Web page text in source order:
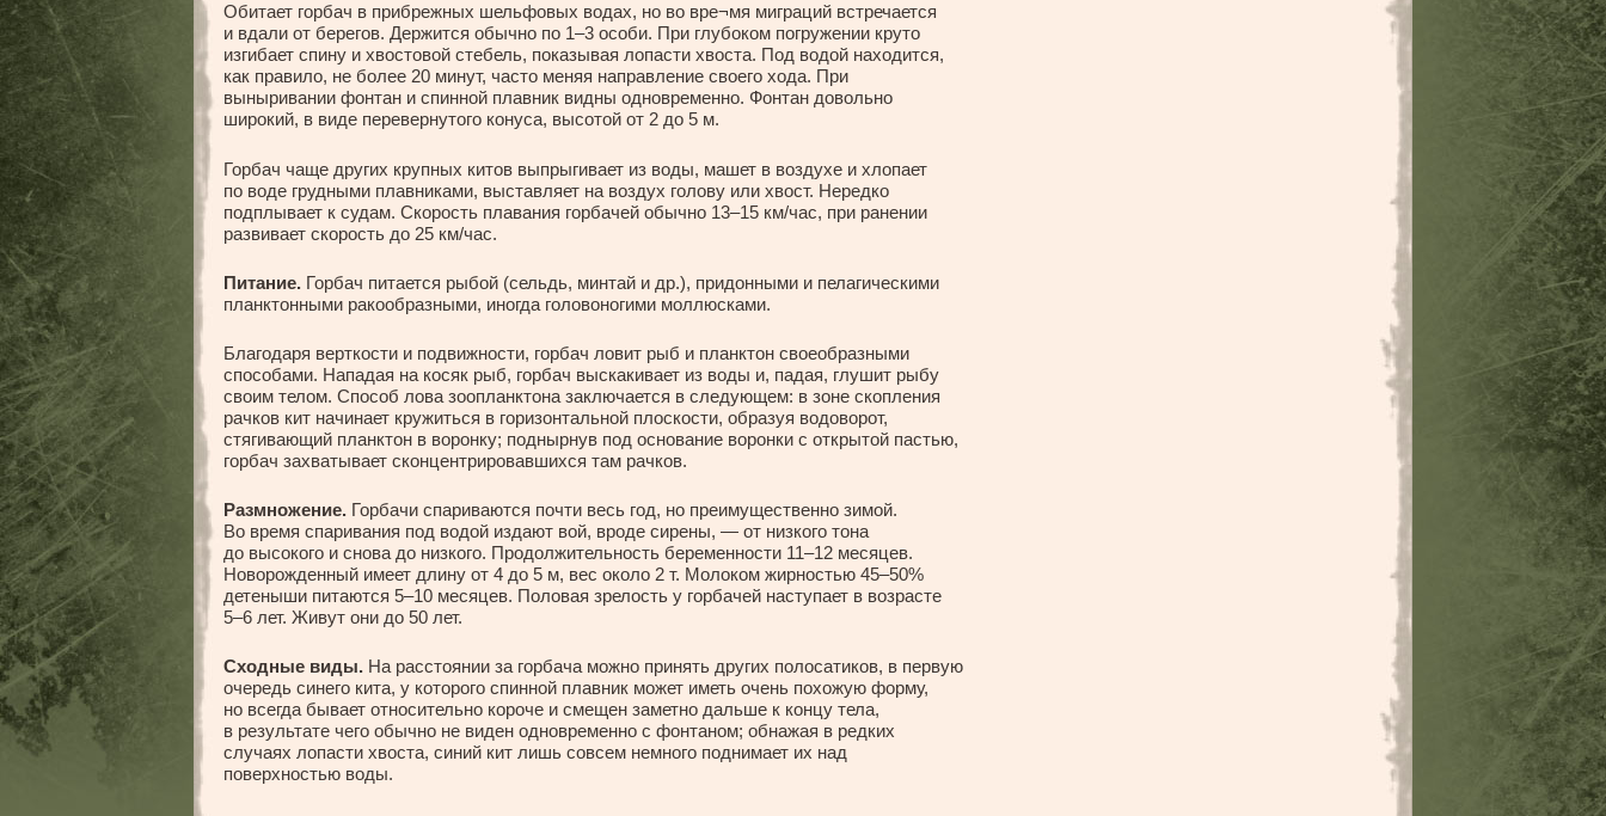
Обитает горбач в прибрежных шельфовых водах, но во вре¬мя миграций встречается
и вдали от берегов. Держится обычно по 1–3 особи. При глубоком погружении круто
изгибает спину и хвостовой стебель, показывая лопасти хвоста. Под водой находится,
как правило, не более 20 минут, часто меняя направление своего хода. При
выныривании фонтан и спинной плавник видны одновременно. Фонтан довольно
широкий, в виде перевернутого конуса, высотой от 2 до 5 м.
Горбач чаще других крупных китов выпрыгивает из воды, машет в воздухе и хлопает
по воде грудными плавниками, выставляет на воздух голову или хвост. Нередко
подплывает к судам. Скорость плавания горбачей обычно 13–15 км/час, при ранении
развивает скорость до 25 км/час.
Питание. Горбач питается рыбой (сельдь, минтай и др.), придонными и пелагическими
планктонными ракообразными, иногда головоногими моллюсками.
Благодаря верткости и подвижности, горбач ловит рыб и планктон своеобразными
способами. Нападая на косяк рыб, горбач выскакивает из воды и, падая, глушит рыбу
своим телом. Способ лова зоопланктона заключается в следующем: в зоне скопления
рачков кит начинает кружиться в горизонтальной плоскости, образуя водоворот,
стягивающий планктон в воронку; поднырнув под основание воронки с открытой пастью,
горбач захватывает сконцентрировавшихся там рачков.
Размножение. Горбачи спариваются почти весь год, но преимущественно зимой.
Во время спаривания под водой издают вой, вроде сирены, — от низкого тона
до высокого и снова до низкого. Продолжительность беременности 11–12 месяцев.
Новорожденный имеет длину от 4 до 5 м, вес около 2 т. Молоком жирностью 45–50%
детеныши питаются 5–10 месяцев. Половая зрелость у горбачей наступает в возрасте
5–6 лет. Живут они до 50 лет.
Сходные виды. На расстоянии за горбача можно принять других полосатиков, в первую
очередь синего кита, у которого спинной плавник может иметь очень похожую форму,
но всегда бывает относительно короче и смещен заметно дальше к концу тела,
в результате чего обычно не виден одновременно с фонтаном; обнажая в редких
случаях лопасти хвоста, синий кит лишь совсем немного поднимает их над
поверхностью воды.